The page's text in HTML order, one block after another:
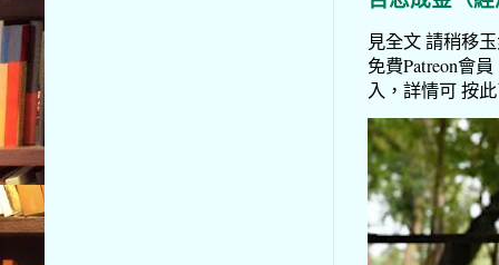
見全文 請稍移
免費Patreon會
入，詳情可 按